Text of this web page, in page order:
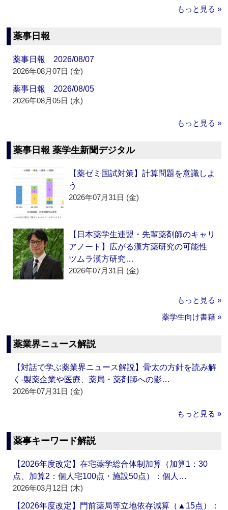
もっと見る »
薬事日報
薬事日報 2026/08/07
2026年08月07日 (金)
薬事日報 2026/08/05
2026年08月05日 (水)
もっと見る »
薬事日報 薬学生新聞デジタル
【薬ゼミ国試対策】計算問題を意識しよ
う
2026年07月31日 (金)
【日本薬学生連盟・先輩薬剤師のキャリ
アノート】広がる漢方薬研究の可能性
ツムラ漢方研究…
2026年07月31日 (金)
もっと見る »
薬学生向け書籍 »
薬業界ニュース解説
【対話で学ぶ薬業界ニュース解説】骨太の方針を読み解
く‐製薬企業や医療、薬局・薬剤師への影…
2026年07月31日 (金)
もっと見る »
薬事キーワード解説
【2026年度改定】在宅薬学総合体制加算（加算1：30
点、加算2：個人宅100点・施設50点）：個人…
2026年03月12日 (木)
【2026年度改定】門前薬局等立地依存減算（▲15点）：